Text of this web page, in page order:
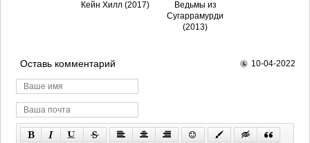
Кейн Хилл (2017)
Ведьмы из
Сугаррамурди
(2013)
Оставь комментарий 10-04-2022